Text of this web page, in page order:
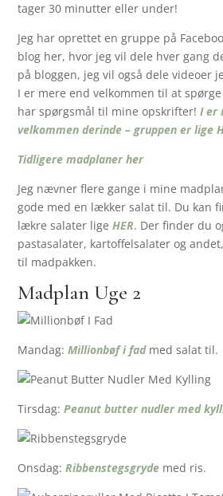
tager 30 minutter eller under!
Jeg har oprettet en gruppe på
blog her, hvor jeg vil dele hver gang
på bloggen, jeg vil også dele videoer
I er mere end velkommen til at
har spørgsmål til mine opskrifter!I er
velkommen derinde – gruppen er lige
Tidligere madplaner her
Jeg nævner flere gange i mine
gode med en lækker salat til. Du kan
lækre salater ligeHER. Der finder du
pastasalater, kartoffelsalater og
til madpakken.
Madplan Uge 2
Mandag:Millionbøf i fadmed salat til.
Tirsdag:Peanut butter nudler med
Onsdag:Ribbenstegsgryde med ris.